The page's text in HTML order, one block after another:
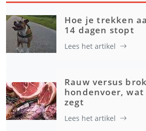
Hoe je trekken
14 dagen stopt
Lees het artikel
Rauw versus
hondenvoer,
zegt
Lees het artikel